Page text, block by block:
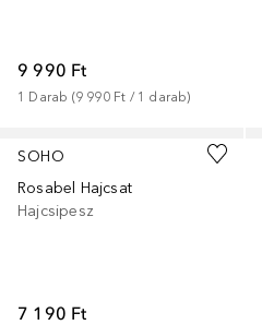
9 990 Ft
1 Darab (9 990 Ft / 1 darab)
SOHO
Rosabel Hajcsat
Hajcsipesz
7 190 Ft